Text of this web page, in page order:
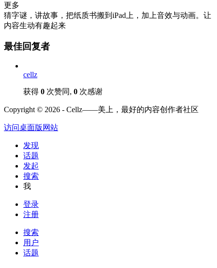
更多
猜字谜，讲故事，把纸质书搬到iPad上，加上音效与动画。让
内容生动有趣起来
最佳回复者
cellz
获得 0 次赞同, 0 次感谢
Copyright © 2026 - Cellz——美上，最好的内容创作者社区
访问桌面版网站
发现
话题
发起
搜索
我
登录
注册
搜索
用户
话题